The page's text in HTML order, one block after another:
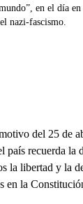
en el día
nazi-fascismo.
del 25 de
país recuerda la
la libertad y la
en la